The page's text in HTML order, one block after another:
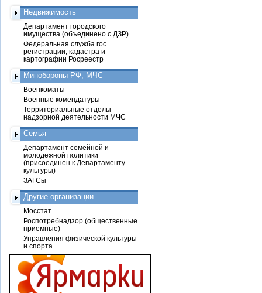
Недвижимость
Департамент городского
имущества (объединено с ДЗР)
Федеральная служба гос.
регистрации, кадастра и
картографии Росреестр
Минобороны РФ, МЧС
Военкоматы
Военные комендатуры
Территориальные отделы
надзорной деятельности МЧС
Семья
Департамент семейной и
молодежной политики
(присоединен к Департаменту
культуры)
ЗАГСы
Другие организации
Мосстат
Роспотребнадзор (общественные
приемные)
Управления физической культуры
и спорта